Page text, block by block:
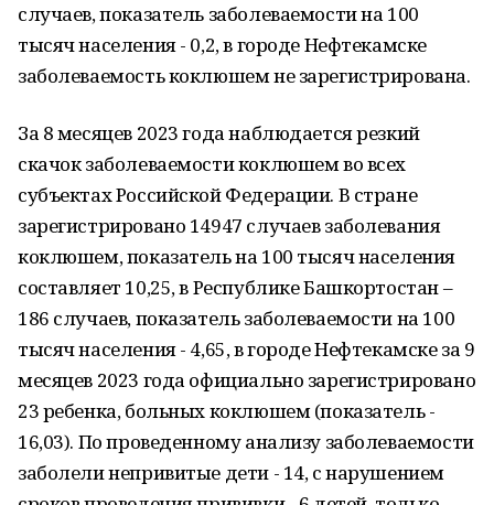
случаев, показатель заболеваемости на 100
тысяч населения - 0,2, в городе Нефтекамске
заболеваемость коклюшем не зарегистрирована.
За 8 месяцев 2023 года наблюдается резкий
скачок заболеваемости коклюшем во всех
субъектах Российской Федерации. В стране
зарегистрировано 14947 случаев заболевания
коклюшем, показатель на 100 тысяч населения
составляет 10,25, в Республике Башкортостан –
186 случаев, показатель заболеваемости на 100
тысяч населения - 4,65, в городе Нефтекамске за 9
месяцев 2023 года официально зарегистрировано
23 ребенка, больных коклюшем (показатель -
16,03). По проведенному анализу заболеваемости
заболели непривитые дети - 14, с нарушением